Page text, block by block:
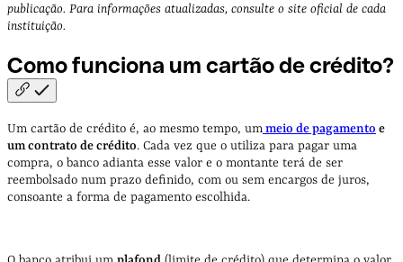
publicação. Para informações atualizadas, consulte o site oficial de cada
instituição.
Como funciona um cartão decrédito?
Um cartão de crédito é, ao mesmo tempo, ummeio de pagamento e
um contrato de crédito. Cada vez que o utiliza para pagar uma
compra, o banco adianta esse valor e o montante terá de ser
reembolsado num prazo definido, com ou sem encargos de juros,
consoante a forma de pagamento escolhida.